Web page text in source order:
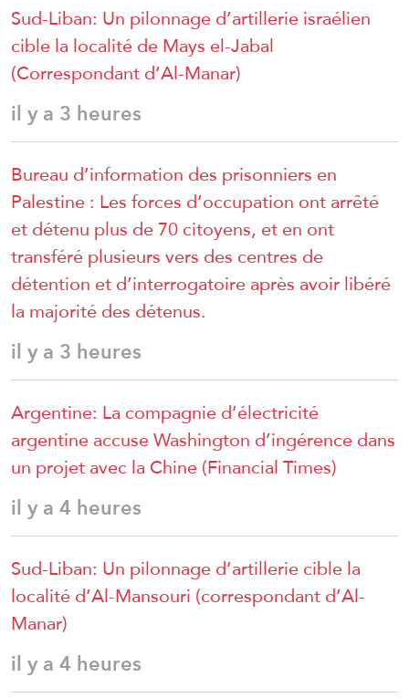
Sud-Liban: Un pilonnage d’artillerie israélien
cible la localité de Mays el-Jabal
(Correspondant d’Al-Manar)
il y a 3 heures
Bureau d’information des prisonniers en
Palestine : Les forces d’occupation ont arrêté
et détenu plus de 70 citoyens, et en ont
transféré plusieurs vers des centres de
détention et d’interrogatoire après avoir libéré
la majorité des détenus.
il y a 3 heures
Argentine: La compagnie d’électricité
argentine accuse Washington d’ingérence dans
un projet avec la Chine (Financial Times)
il y a 4 heures
Sud-Liban: Un pilonnage d’artillerie cible la
localité d’Al-Mansouri (correspondant d’Al-
Manar)
il y a 4 heures